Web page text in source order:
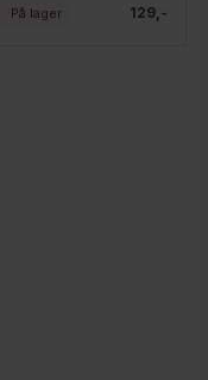
129,-
På lager